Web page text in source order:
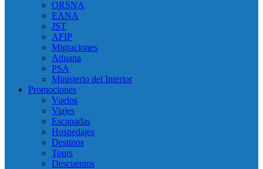
ORSNA
EANA
JST
AFIP
Migraciones
Aduana
PSA
Ministerio del Interior
Promociones
Vuelos
Viajes
Escapadas
Hospedajes
Destinos
Tours
Descuentos